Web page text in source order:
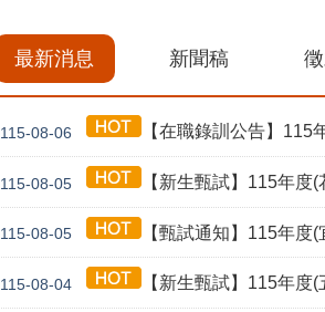
最新消息 新聞稿
115-08-06 【在職錄訓公告】115年度
115-08-05 【新生甄試】115年度(花蓮)職
115-08-05 【甄試通知】115年度(宜蘭)職
115-08-04 【新生甄試】115年度(五股)